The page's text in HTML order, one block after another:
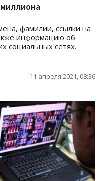
фамилии, ссылки на
информацию об
социальных сетях.
11 апреля 2021, 08:36